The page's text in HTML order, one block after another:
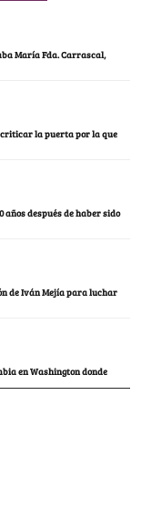
María Fda. Carrascal,
criticar la puerta por la que
después de haber sido
de Iván Mejía para luchar
en Washington donde